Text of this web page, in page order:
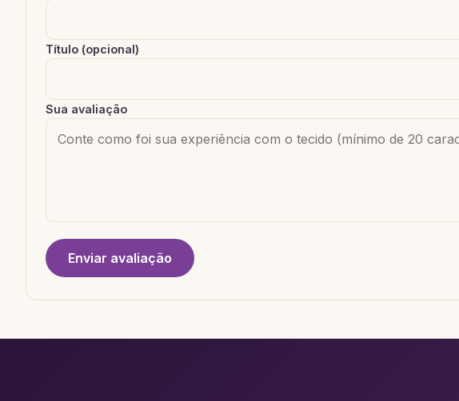
Título (opcional)
Sua avaliação
Enviar avaliação